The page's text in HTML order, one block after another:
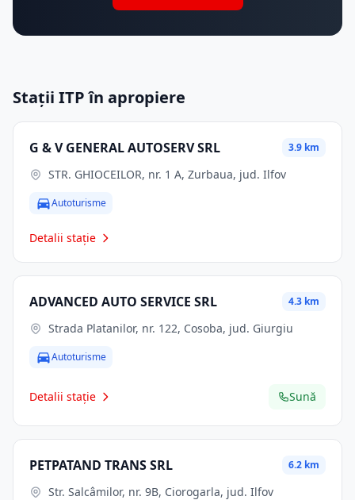
Stații ITP în apropiere
G & V GENERAL AUTOSERV SRL 3.9 km
STR. GHIOCEILOR, nr. 1 A, Zurbaua, jud. Ilfov
Autoturisme
Detalii stație
ADVANCED AUTO SERVICE SRL 4.3 km
Strada Platanilor, nr. 122, Cosoba, jud. Giurgiu
Autoturisme
Detalii stație Sună
PETPATAND TRANS SRL 6.2 km
Str. Salcâmilor, nr. 9B, Ciorogarla, jud. Ilfov